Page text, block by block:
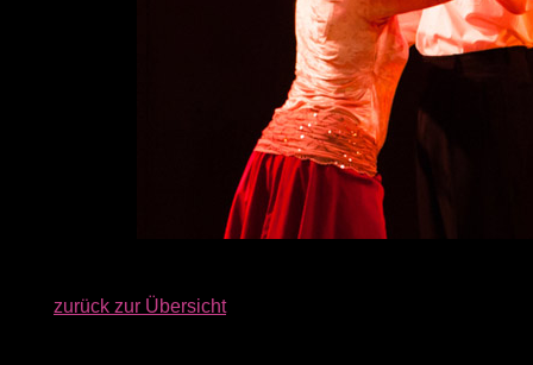
zurück zur Übersicht